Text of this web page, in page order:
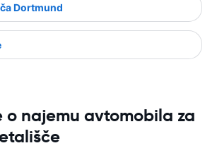
Dortmund
o najemu avtomobila za